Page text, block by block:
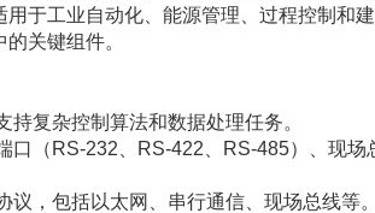
于工业自动化、能源管理、过程控制和
关键组件。
持复杂控制算法和数据处理任务。
口（RS-232、RS-422、RS-485）、现
议，包括以太网、串行通信、现场总线等。